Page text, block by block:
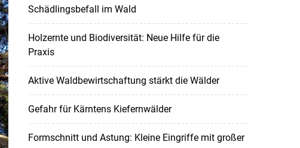
Schädlingsbefall im Wald
Holzernte und Biodiversität: Neue Hilfe für die
Praxis
Aktive Waldbewirtschaftung stärkt die Wälder
Gefahr für Kärntens Kiefernwälder
Formschnitt und Astung: Kleine Eingriffe mit großer